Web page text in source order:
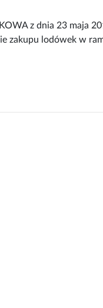
z dnia 23 maja
zakupu lodówek w